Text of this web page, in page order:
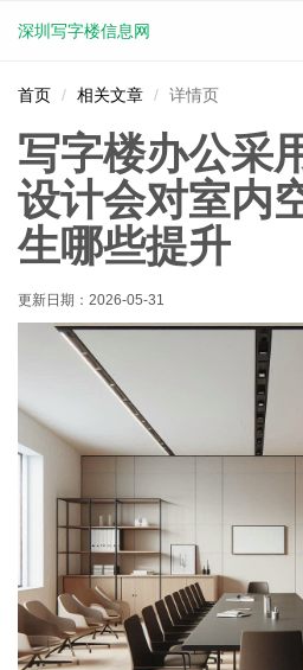
深圳写字楼信息网
首页 相关文章 详情页
写字楼办公采
设计会对室内
生哪些提升
更新日期： 2026-05-31